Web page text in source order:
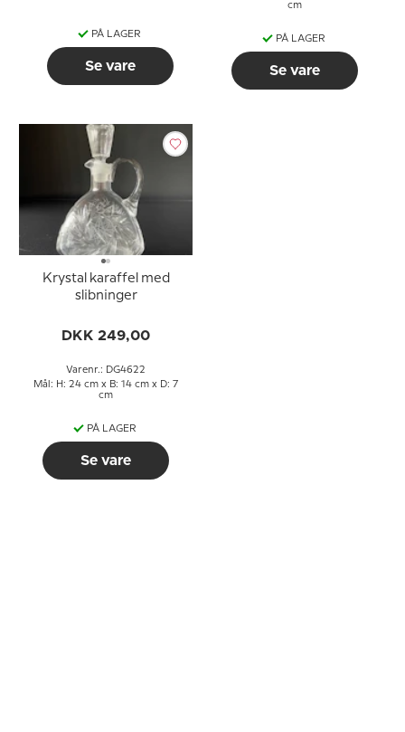
PÅ LAGER
Se vare
cm
PÅ LAGER
Se vare
Krystal karaffel med
slibninger
DKK 249,00
Varenr.: DG4622
Mål: H: 24 cm x B: 14 cm x D: 7
cm
PÅ LAGER
Se vare